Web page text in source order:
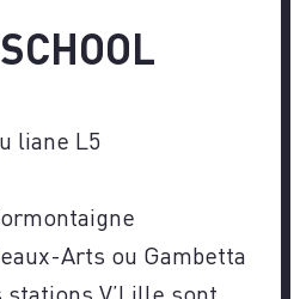
liane L5
Arts ou Gambetta
V’Lille sont